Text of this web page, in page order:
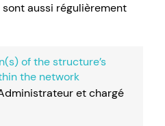
aussi régulièrement
of the structure’s
the network
et chargé